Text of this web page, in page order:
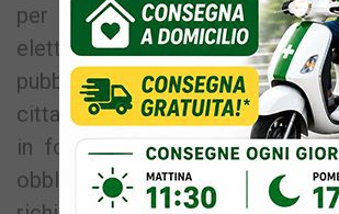
per motivi di salute, viaggio,
elettorale e partecipazione a
pubbliche. Va comunque
cittadini che dispongono della
in formato cartaceo ancora
obbligati a presentarsi per